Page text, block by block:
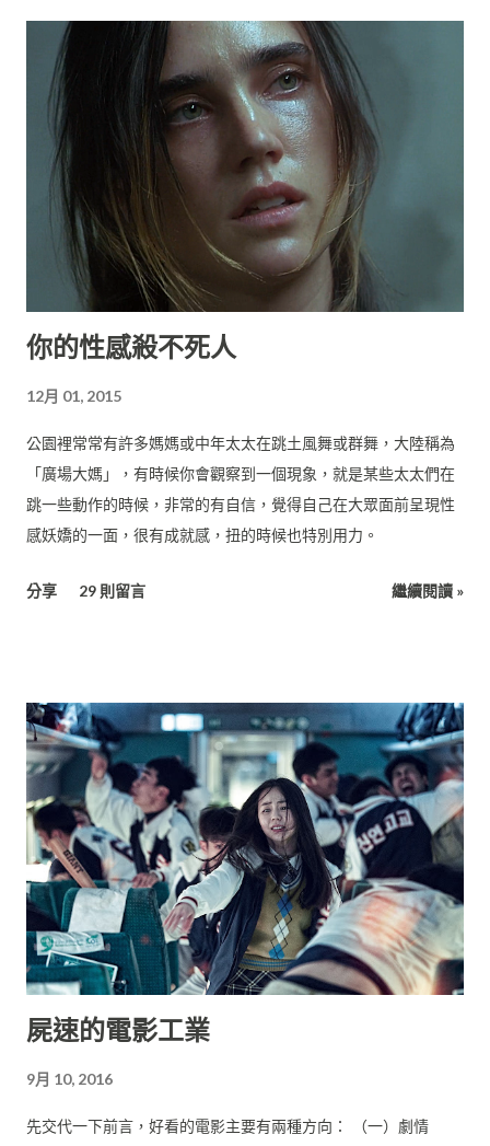
你的性感殺不死人
12月 01, 2015
公園裡常常有許多媽媽或中年太太在跳土風舞或群舞，大陸稱為
「廣場大媽」，有時候你會觀察到一個現象，就是某些太太們在
跳一些動作的時候，非常的有自信，覺得自己在大眾面前呈現性
感妖嬌的一面，很有成就感，扭的時候也特別用力。
分享 29 則留言 繼續閱讀 »
屍速的電影工業
9月 10, 2016
先交代一下前言，好看的電影主要有兩種方向： （一）劇情